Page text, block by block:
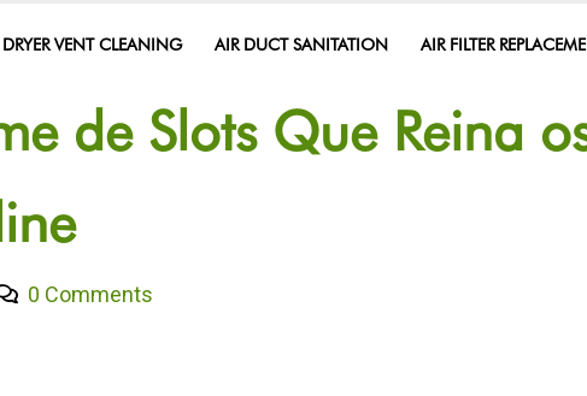
DRYER VENT CLEANING AIR DUCT SANITATION AIR FILTER
de Slots Que Reina
0 Comments